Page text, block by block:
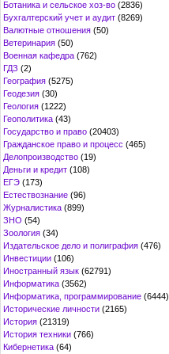
Ботаника и сельское хоз-во (2836)
Бухгалтерский учет и аудит (8269)
Валютные отношения (50)
Ветеринария (50)
Военная кафедра (762)
ГДЗ (2)
География (5275)
Геодезия (30)
Геология (1222)
Геополитика (43)
Государство и право (20403)
Гражданское право и процесс (465)
Делопроизводство (19)
Деньги и кредит (108)
ЕГЭ (173)
Естествознание (96)
Журналистика (899)
ЗНО (54)
Зоология (34)
Издательское дело и полиграфия (476)
Инвестиции (106)
Иностранный язык (62791)
Информатика (3562)
Информатика, программирование (6444)
Исторические личности (2165)
История (21319)
История техники (766)
Кибернетика (64)